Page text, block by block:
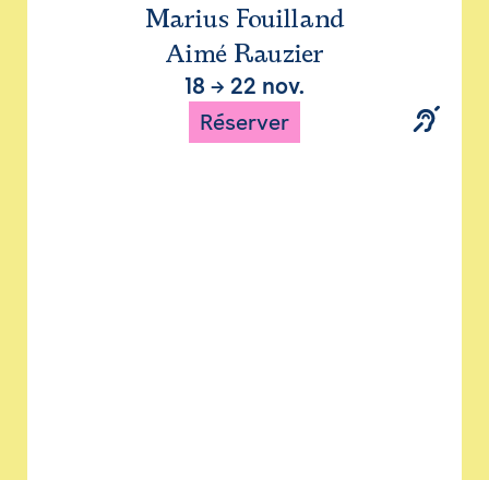
Marius Fouilland
Aimé Rauzier
18 → 22 nov.
Réserver